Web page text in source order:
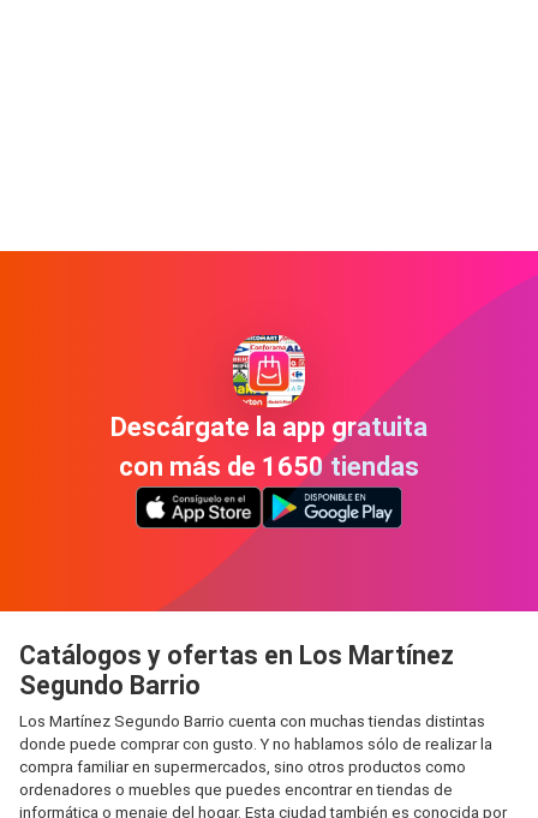
Descárgate la app gratuita
con más de 1650 tiendas
Catálogos y ofertas en Los Martínez
Segundo Barrio
Los Martínez Segundo Barrio cuenta con muchas tiendas distintas
donde puede comprar con gusto. Y no hablamos sólo de realizar la
compra familiar en supermercados, sino otros productos como
ordenadores o muebles que puedes encontrar en tiendas de
informática o menaje del hogar. Esta ciudad también es conocida por